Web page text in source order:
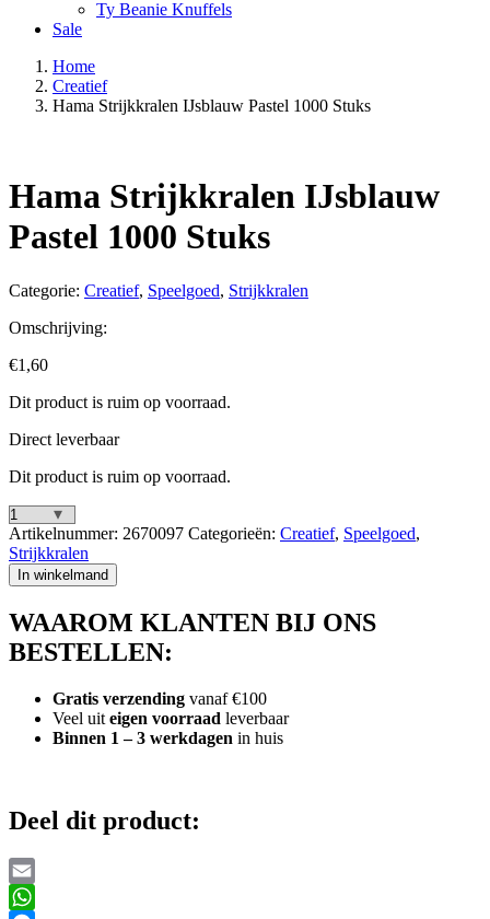
Ty Beanie Knuffels
Sale
Home
Creatief
Hama Strijkkralen IJsblauw Pastel 1000 Stuks
Hama Strijkkralen IJsblauw
Pastel 1000 Stuks
Categorie: Creatief, Speelgoed, Strijkkralen
Omschrijving:
€1,60
Dit product is ruim op voorraad.
Direct leverbaar
Dit product is ruim op voorraad.
Hama
Strijkkralen
IJsblauw
Pastel
Stuks
aantal
Artikelnummer: 2670097 Categorieën: Creatief, Speelgoed,
Strijkkralen
In winkelmand
WAAROM KLANTEN BIJ ONS
BESTELLEN:
Gratis verzending vanaf €100
Veel uit eigen voorraad leverbaar
Binnen 1 – 3 werkdagen in huis
Deel dit product:
Email